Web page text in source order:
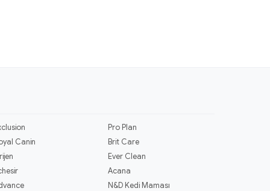
Pro Plan
Canin
Brit Care
Ever Clean
Acana
N&D Kedi Maması